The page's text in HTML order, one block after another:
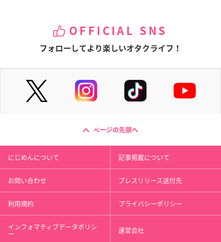
OFFICIAL SNS
フォローしてより楽しいオタクライフ！
ページの先頭へ
にじめんについて 記事掲載について
お問い合わせ プレスリリース送付先
利用規約 プライバシーポリシー
インフォマティブデータポリシ
ー 運営会社